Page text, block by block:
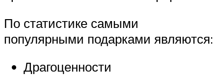
По статистике самыми
популярными подарками являются:
Драгоценности